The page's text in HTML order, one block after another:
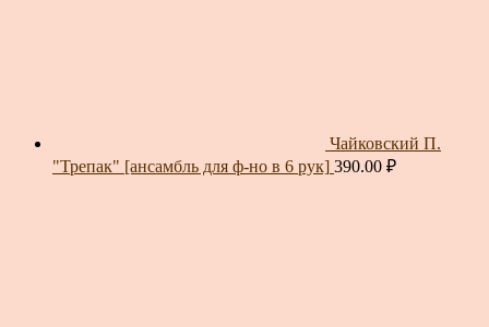
Чайковский П.
"Трепак" [ансамбль для ф-но в 6 рук] 390.00 ₽